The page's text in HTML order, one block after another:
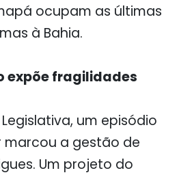
ocupam as últimas
à Bahia.
expõe fragilidades
um episódio
a gestão de
Um projeto do